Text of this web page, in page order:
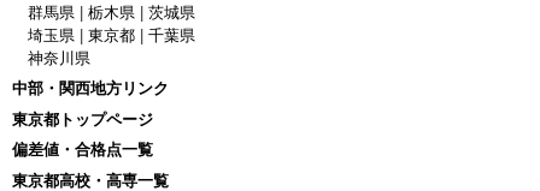
群馬県 | 栃木県 | 茨城県
埼玉県 | 東京都 | 千葉県
神奈川県
中部・関西地方リンク
東京都トップページ
偏差値・合格点一覧
東京都高校・高専一覧